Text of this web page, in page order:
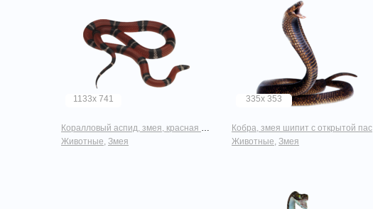
1133x 741
Коралловый аспид, змея, красная с черно-беллыми полосками
Животные, Змея
335x 353
Кобра, змея шипит с открытой пастью
Животные, Змея